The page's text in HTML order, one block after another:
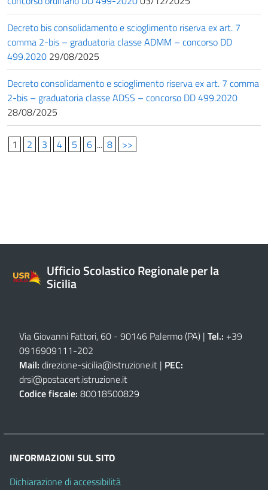
Decreto bis consolidamento e scioglimento riserva ex art. 7
comma 2-bis – graduatoria classe ADMM – concorso DD
499.2020 29/08/2025
Decreto consolidamento e scioglimento riserva ex art. 7 comma
2-bis – graduatoria classe ADSS – concorso DD 499.2020
28/08/2025
1 2 3 4 5 6 ... 8 >>
Ufficio Scolastico Regionale per la
Sicilia
Via Giovanni Fattori, 60 - 90146 Palermo (PA) | Tel.: +39
0916909111-202
Mail: direzione-sicilia@istruzione.it | PEC:
drsi@postacert.istruzione.it
Codice fiscale: 80018500829
INFORMAZIONI SUL SITO
Dichiarazione di accessibilità